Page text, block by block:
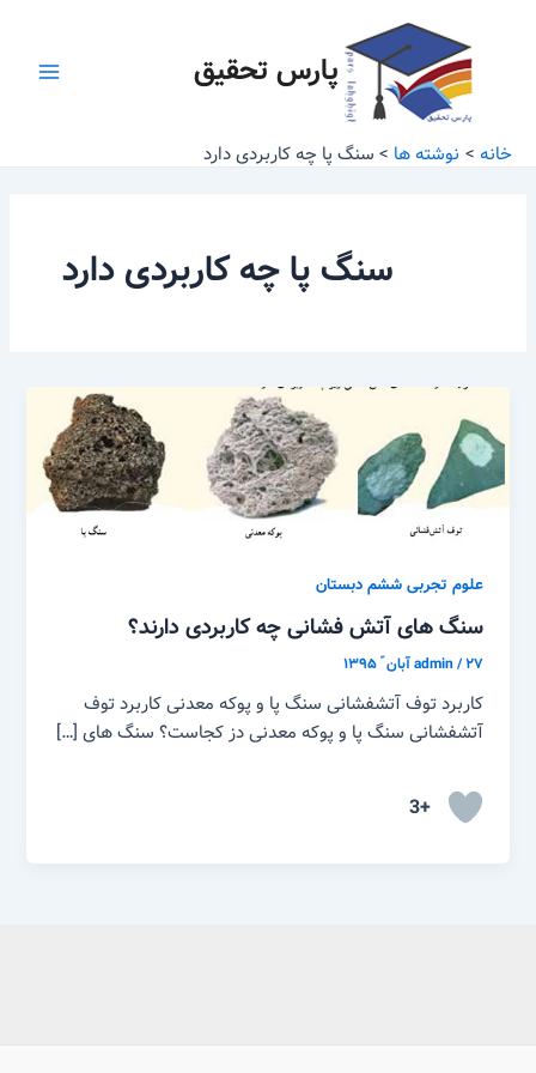
پارس تحقیق
خانه نوشته ها سنگ پا چه کاربردی دارد
سنگ پا چه کاربردی دارد
علوم تجربی ششم دبستان
سنگ های آتش فشانی چه کاربردی دارند؟
admin/۲۷ آبان ّ ۱۳۹۵
کاربرد توف آتشفشانی سنگ پا و پوکه معدنی کاربرد توف
آتشفشانی سنگ پا و پوکه معدنی دز کجاست؟ سنگ های […]
+3